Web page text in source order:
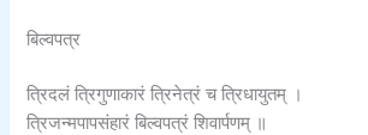
बिल्वपत्र
त्रिदलं त्रिगुणाकारं त्रिनेत्रं च त्रिधायुतम् ।
त्रिजन्मपापसंहारं बिल्वपत्रं शिवार्पणम् ॥